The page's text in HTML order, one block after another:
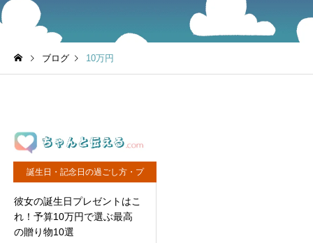
ブログ 10万円
誕生日・記念日の過ごし方・プ
彼女の誕生日プレゼントはこ
れ！予算10万円で選ぶ最高
の贈り物10選